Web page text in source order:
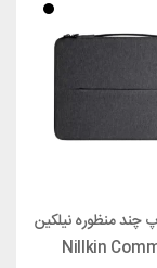
چند منظوره نیلکین
Nillkin